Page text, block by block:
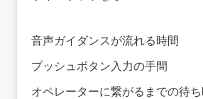
音声ガイダンスが流れる時間
プッシュボタン入力の手間
オペレーターに繋がるまでの待